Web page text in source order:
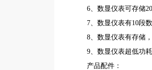
6、数显仪表可存储
7、数显仪表有10段数
8、数显仪表有存储，
9、数显仪表超低功耗
产品配件：